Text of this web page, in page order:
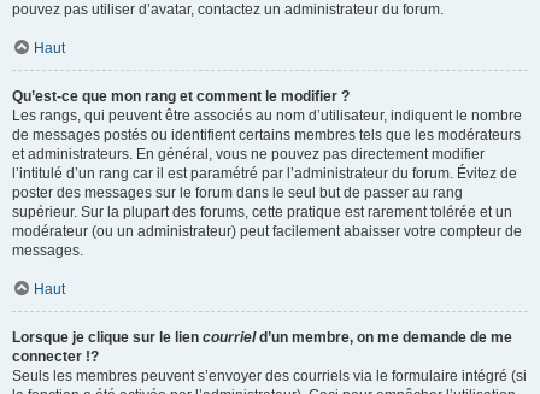
pouvez pas utiliser d’avatar, contactez un administrateur du forum.
Haut
Qu’est-ce que mon rang et comment le modifier ?
Les rangs, qui peuvent être associés au nom d’utilisateur, indiquent le nombre
de messages postés ou identifient certains membres tels que les modérateurs
et administrateurs. En général, vous ne pouvez pas directement modifier
l’intitulé d’un rang car il est paramétré par l’administrateur du forum. Évitez de
poster des messages sur le forum dans le seul but de passer au rang
supérieur. Sur la plupart des forums, cette pratique est rarement tolérée et un
modérateur (ou un administrateur) peut facilement abaisser votre compteur de
messages.
Haut
Lorsque je clique sur le lien courrield’un membre, on me demande de me
connecter !?
Seuls les membres peuvent s’envoyer des courriels via le formulaire intégré (si